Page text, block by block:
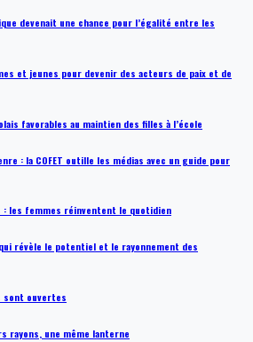
devenait une chance pour l’égalité entre les
et jeunes pour devenir des acteurs de paix et de
favorables au maintien des filles à l’école
: la COFET outille les médias avec un guide pour
: les femmes réinventent le quotidien
qui révèle le potentiel et le rayonnement des
sont ouvertes
rayons, une même lanterne